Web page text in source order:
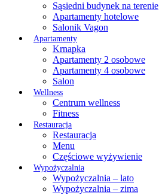
Sąsiedni budynek na terenie
Apartamenty hotelowe
Salonik Vagon
Apartamenty
Krnapka
Apartamenty 2 osobowe
Apartamenty 4 osobowe
Salon
Wellness
Centrum wellness
Fitness
Restauracja
Restauracja
Menu
Częściowe wyżywienie
Wypożyczalnia
Wypożyczalnia – lato
Wypożyczalnia – zima